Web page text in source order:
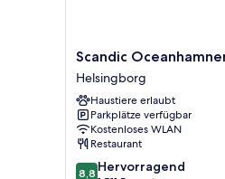
Scandic
Oceanhamnen
Helsingborg
Scandic
Helsingborg
Haustiere erlaubt
Parkplätze verfügbar
Kostenloses WLAN
Restaurant
8.8
8,8 Hervorragend